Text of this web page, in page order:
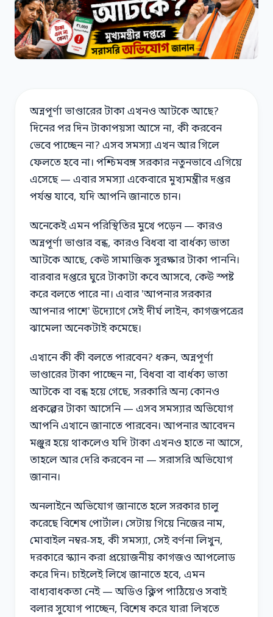
অন্নপূর্ণা ভাণ্ডারের টাকা এখনও আটকে আছে?
দিনের পর দিন টাকাপয়সা আসে না, কী করবেন
ভেবে পাচ্ছেন না? এসব সমস্যা এখন আর গিলে
ফেলতে হবে না। পশ্চিমবঙ্গ সরকার নতুনভাবে এগিয়ে
এসেছে — এবার সমস্যা একেবারে মুখ্যমন্ত্রীর দপ্তর
পর্যন্ত যাবে, যদি আপনি জানাতে চান।
অনেকেই এমন পরিস্থিতির মুখে পড়েন — কারও
অন্নপূর্ণা ভাণ্ডার বন্ধ, কারও বিধবা বা বার্ধক্য ভাতা
আটকে আছে, কেউ সামাজিক সুরক্ষার টাকা পাননি।
বারবার দপ্তরে ঘুরে টাকাটা কবে আসবে, কেউ স্পষ্ট
করে বলতে পারে না। এবার 'আপনার সরকার
আপনার পাশে' উদ্যোগে সেই দীর্ঘ লাইন, কাগজপত্রের
ঝামেলা অনেকটাই কমেছে।
এখানে কী কী বলতে পারবেন? ধরুন, অন্নপূর্ণা
ভাণ্ডারের টাকা পাচ্ছেন না, বিধবা বা বার্ধক্য ভাতা
আটকে বা বন্ধ হয়ে গেছে, সরকারি অন্য কোনও
প্রকল্পের টাকা আসেনি — এসব সমস্যার অভিযোগ
আপনি এখানে জানাতে পারবেন। আপনার আবেদন
মঞ্জুর হয়ে থাকলেও যদি টাকা এখনও হাতে না আসে,
তাহলে আর দেরি করবেন না — সরাসরি অভিযোগ
জানান।
অনলাইনে অভিযোগ জানাতে হলে সরকার চালু
করেছে বিশেষ পোর্টাল। সেটায় গিয়ে নিজের নাম,
মোবাইল নম্বর-সহ, কী সমস্যা, সেই বর্ণনা লিখুন,
দরকারে স্ক্যান করা প্রয়োজনীয় কাগজও আপলোড
করে দিন। চাইলেই লিখে জানাতে হবে, এমন
বাধ্যবাধকতা নেই — অডিও ক্লিপ পাঠিয়েও সবাই
বলার সুযোগ পাচ্ছেন, বিশেষ করে যারা লিখতে